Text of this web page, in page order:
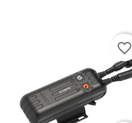
favorite_border